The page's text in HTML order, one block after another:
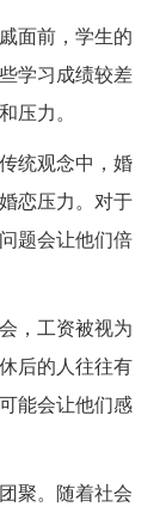
面前，学生的
学习成绩较差
压力。
统观念中，婚
恋压力。对于
题会让他们倍
，工资被视为
后的人往往有
能会让他们感
聚。随着社会